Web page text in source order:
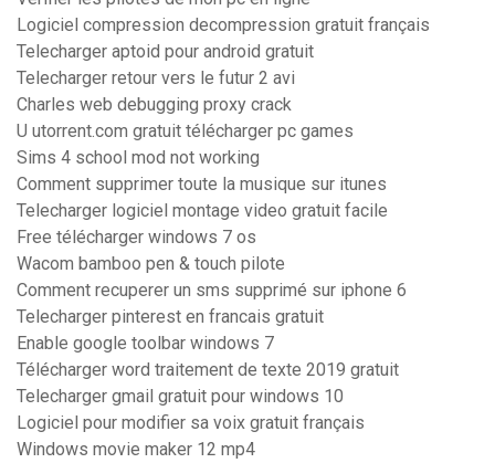
Logiciel compression decompression gratuit français
Telecharger aptoid pour android gratuit
Telecharger retour vers le futur 2 avi
Charles web debugging proxy crack
U utorrent.com gratuit télécharger pc games
Sims 4 school mod not working
Comment supprimer toute la musique sur itunes
Telecharger logiciel montage video gratuit facile
Free télécharger windows 7 os
Wacom bamboo pen & touch pilote
Comment recuperer un sms supprimé sur iphone 6
Telecharger pinterest en francais gratuit
Enable google toolbar windows 7
Télécharger word traitement de texte 2019 gratuit
Telecharger gmail gratuit pour windows 10
Logiciel pour modifier sa voix gratuit français
Windows movie maker 12 mp4